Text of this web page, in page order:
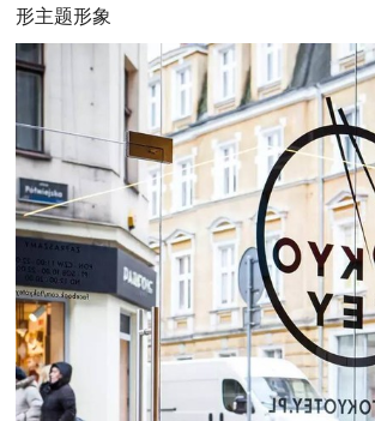
形主题形象